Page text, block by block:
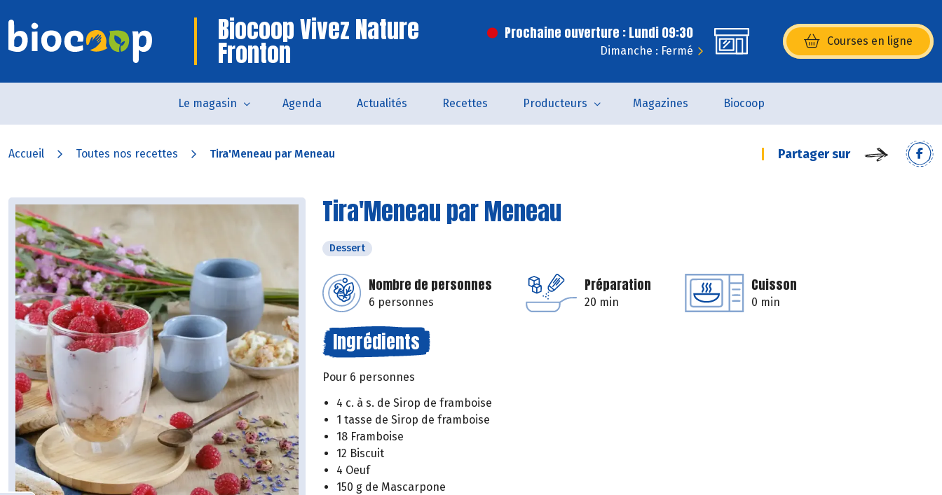
Biocoop Vivez Nature
Fronton
Prochaine ouverture : Lundi 09:30
Dimanche : Fermé
Courses en ligne
(s’ouvre dans une nouvelle
Le magasin Agenda Actualités Recettes Producteurs Magazines Biocoop
Accueil Toutes nos recettes Tira'Meneau par Meneau Partager sur
Tira'Meneau par Meneau
Dessert
Nombre de personnes
6 personnes
Préparation
20 min
Cuisson
0 min
Ingrédients
Pour 6 personnes
4 c. à s. de Sirop de framboise
1 tasse de Sirop de framboise
18 Framboise
12 Biscuit
4 Oeuf
150 g de Mascarpone